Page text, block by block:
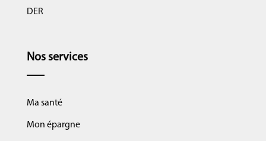
DER
Nos services
Ma santé
Mon épargne